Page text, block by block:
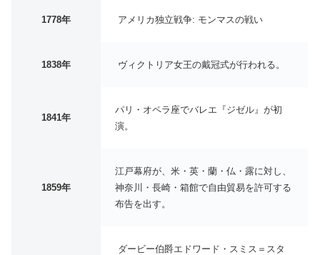
1778年 アメリカ独立戦争: モンマスの戦い
1838年 ヴィクトリア女王の戴冠式が行われる。
1841年
パリ・オペラ座でバレエ『ジゼル』が初
演。
1859年
江戸幕府が、米・英・蘭・仏・露に対し、
神奈川・長崎・箱館で自由貿易を許可する
布告を出す。
ダービー伯爵エドワード・スミス＝スタ